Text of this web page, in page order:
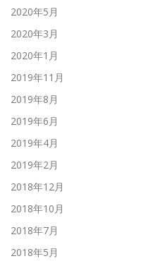
2020年5月
2020年3月
2020年1月
2019年11月
2019年8月
2019年6月
2019年4月
2019年2月
2018年12月
2018年10月
2018年7月
2018年5月